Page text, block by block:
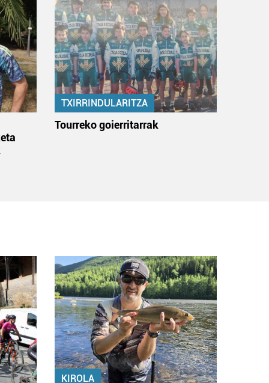
TXIRRINDULARITZA
Tourreko goierritarrak
KIROLA